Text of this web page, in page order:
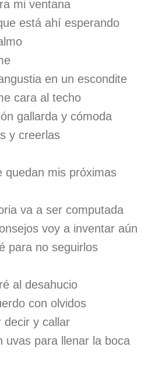
mi ventana
está ahí esperando
en un escondite
cara al techo
gallarda y cómoda
y creerlas
quedan mis próximas
va a ser computada
voy a inventar aún
para no seguirlos
al desahucio
con olvidos
decir y callar
uvas para llenar la boca